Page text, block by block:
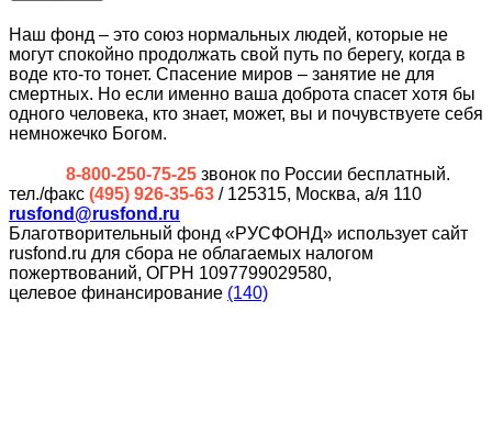
Наш фонд – это союз нормальных людей, которые не
могут спокойно продолжать свой путь по берегу, когда в
воде кто-то тонет. Спасение миров – занятие не для
смертных. Но если именно ваша доброта спасет хотя бы
одного человека, кто знает, может, вы и почувствуете себя
немножечко Богом.
8-800-250-75-25 звонок по России бесплатный.
тел./факс (495) 926-35-63 / 125315, Москва, а/я 110
rusfond@rusfond.ru
Благотворительный фонд «РУСФОНД» использует сайт
rusfond.ru для сбора не облагаемых налогом
пожертвований, ОГРН 1097799029580,
целевое финансирование (140)